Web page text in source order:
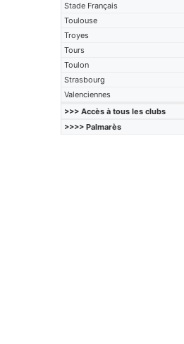
Stade Français
Toulouse
Troyes
Tours
Toulon
Strasbourg
Valenciennes
>>> Accès à tous les clubs
>>>> Palmarès